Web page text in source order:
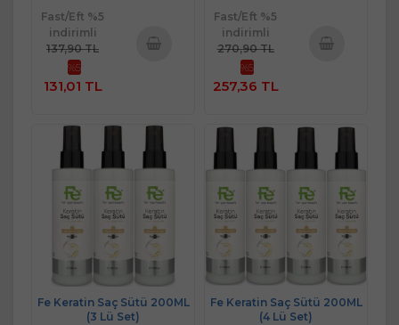
Fast/Eft %5
indirimli
137,90 TL
%5
131,01 TL
Fast/Eft %5
indirimli
270,90 TL
%5
257,36 TL
Fe Keratin Saç Sütü 200ML
(3 Lü Set)
Fe Keratin Saç Sütü 200ML
(4 Lü Set)